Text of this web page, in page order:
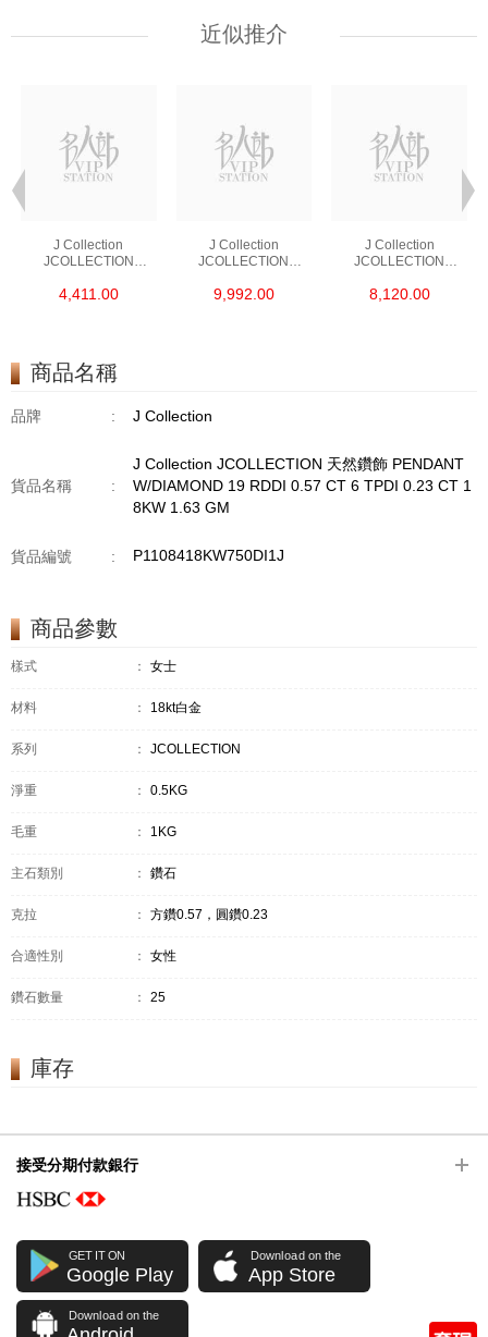
近似推介
J Collection
JCOLLECTION
RDDI 0.48 CT18KR
4,411.00
J Collection
JCOLLECTION
RDDI 1.34 CT18KW
9,992.00
J Collection
JCOLLECTION
W/DIAMOND 7
8,120.00
商品名稱
品牌 : J Collection
貨品名稱 :
J Collection JCOLLECTION 天然鑽飾 PENDANT
W/DIAMOND 19 RDDI 0.57 CT 6 TPDI 0.23 CT 1
8KW 1.63 GM
貨品編號 : P1108418KW750DI1J
商品參數
樣式 ： 女士
材料 ： 18kt白金
系列 ： JCOLLECTION
淨重 ： 0.5KG
毛重 ： 1KG
主石類別 ： 鑽石
克拉 ： 方鑽0.57，圓鑽0.23
合適性別 ： 女性
鑽石數量 ： 25
庫存
接受分期付款銀行
GET IT ON
Google Play
Download on the
App Store
Download on the